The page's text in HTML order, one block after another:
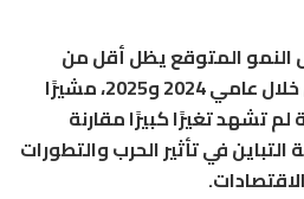
المتوقع يظل أقل من
متوسط 3.5% الذي تحقق خلال عامي 2024 و2025، مشيرًا
لم تشهد تغيرًا كبيرًا مقارنة
التباين في تأثير الحرب والتطورات